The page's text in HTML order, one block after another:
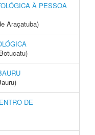
À PESSOA
Araçatuba)
DE